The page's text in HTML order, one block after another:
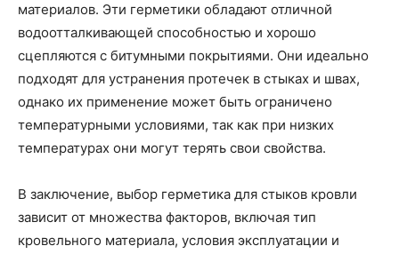
материалов. Эти герметики обладают отличной
водоотталкивающей способностью и хорошо
сцепляются с битумными покрытиями. Они идеально
подходят для устранения протечек в стыках и швах,
однако их применение может быть ограничено
температурными условиями, так как при низких
температурах они могут терять свои свойства.
В заключение, выбор герметика для стыков кровли
зависит от множества факторов, включая тип
кровельного материала, условия эксплуатации и